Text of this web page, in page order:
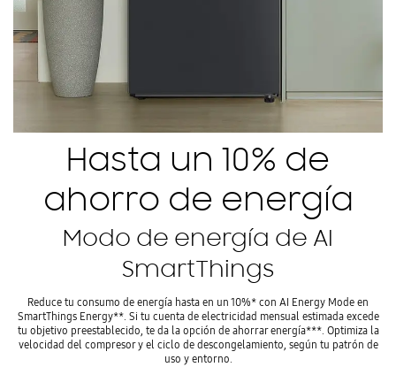
Hasta un 10% de
ahorro de energía
Modo de energía de AI
SmartThings
Reduce tu consumo de energía hasta en un 10%* con AI Energy Mode en
SmartThings Energy**. Si tu cuenta de electricidad mensual estimada excede
tu objetivo preestablecido, te da la opción de ahorrar energía***. Optimiza la
velocidad del compresor y el ciclo de descongelamiento, según tu patrón de
uso y entorno.